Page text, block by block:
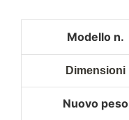
Modello n.
Dimensioni
Nuovo peso